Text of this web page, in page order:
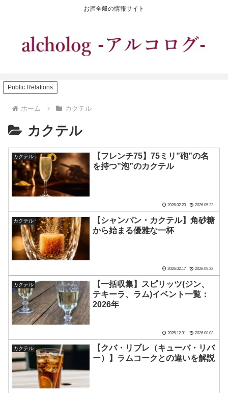
お酒全般の情報サイト
Public Relations
ホーム カクテル
カクテル
カクテル
【フレンチ75】75ミリ”砲”の名
を持つ”泡”のカクテル
2026.02.23 2026.05.22
カクテル
【シャンパン・カクテル】角砂糖
から始まる優雅な一杯
2026.02.17 2026.05.22
カクテル
【一括収集】スピリッツ(ジン、
テキーラ、ラム)イベント一覧：
2026年
2025.12.31 2026.08.03
カクテル
【クバ・リブレ（キューバ・リバ
ー）】ラムコークとの違いを解説